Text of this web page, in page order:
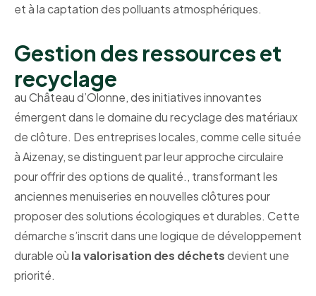
et à la captation des polluants atmosphériques.
Gestion des ressources et
recyclage
au Château d’Olonne, des initiatives innovantes
émergent dans le domaine du recyclage des matériaux
de clôture. Des entreprises locales, comme celle située
à Aizenay, se distinguent par leur approche circulaire
pour offrir des options de qualité., transformant les
anciennes menuiseries en nouvelles clôtures pour
proposer des solutions écologiques et durables. Cette
démarche s’inscrit dans une logique de développement
durable où la valorisation des déchetsdevient une
priorité.